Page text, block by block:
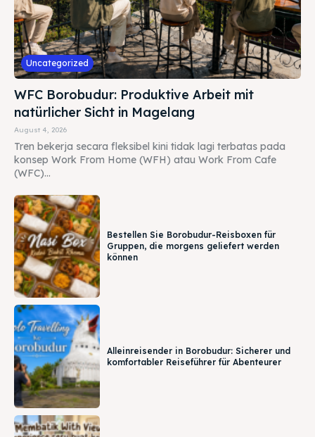
Uncategorized
WFC Borobudur: Produktive Arbeit mit
natürlicher Sicht in Magelang
August 4, 2026
Tren bekerja secara fleksibel kini tidak lagi terbatas pada
konsep Work From Home (WFH) atau Work From Cafe
(WFC)...
Bestellen Sie Borobudur-Reisboxen für
Gruppen, die morgens geliefert werden
können
Alleinreisender in Borobudur: Sicherer und
komfortabler Reiseführer für Abenteurer